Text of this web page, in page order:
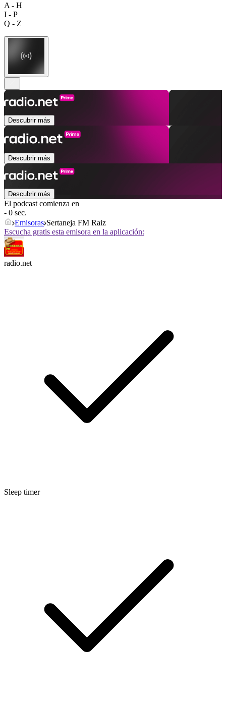
A - H
I - P
Q - Z
Descubrir más
Descubrir más
Descubrir más
El podcast comienza en
- 0 sec.
Emisoras Sertaneja FM Raiz
Escucha gratis esta emisora en la aplicación:
radio.net
Sleep timer